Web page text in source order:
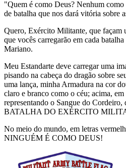
"Quem é como Deus? Nenhum
de batalha que nos dará vitória sobre
Quero, Exército Militante, que façam
que vocês carregarão em cada
Mariano.
Meu Estandarte deve carregar uma
pisando na cabeça do dragão sobre
uma lança, minha Armadura na cor
claro e branco como o céu; acima, em
representando o Sangue do
BATALHA DO EXÉRCITO
No meio do mundo, em letras
NINGUÉM É COMO DEUS!